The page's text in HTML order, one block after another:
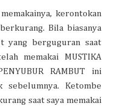
kerontokan
Bila biasanya
yang berguguran saat
memakai MUSTIKA
RAMBUT ini
sebelumnya. Ketombe
saat saya memakai